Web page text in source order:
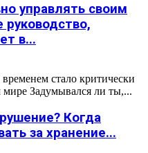
управлять своим
в...
стало критически
Задумывался ли ты,...
Когда
за хранение...